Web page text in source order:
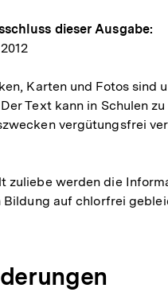
dieser Ausgabe:
Karten und Fotos sind
Text kann in Schulen zu
vergütungsfrei
zuliebe werden die
Bildung auf chlorfrei